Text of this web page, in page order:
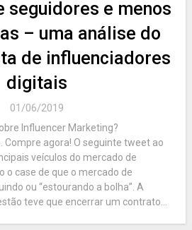
seguidores e menos
– uma análise do
de influenciadores
digitais
01/06/2019
Influencer Marketing?
Compre agora! O seguinte tweet ao
veículos do mercado de
o case de que o mercado de
ou “estourando a bolha”. A
teve que encerrar um contrato...